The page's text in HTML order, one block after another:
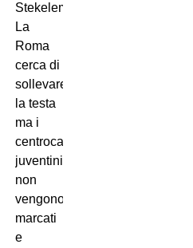
Stekelemburg.
La
Roma
cerca di
sollevare
la testa
ma i
centrocampisti
juventini
non
vengono
marcati
e